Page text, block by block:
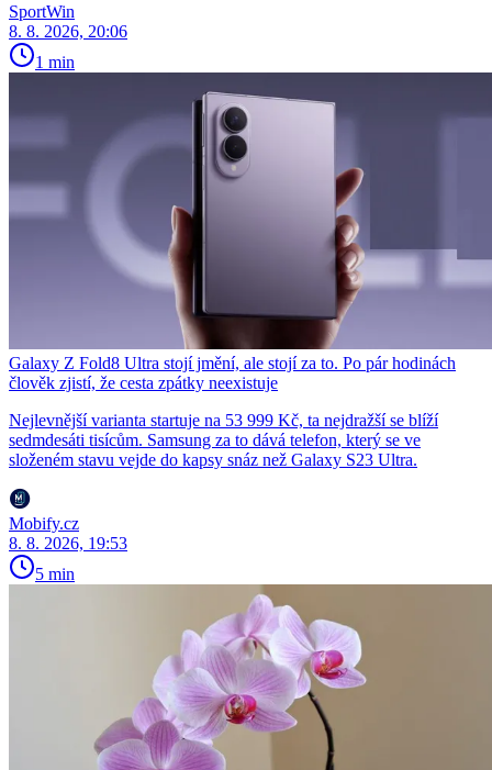
SportWin
8. 8. 2026, 20:06
1 min
Galaxy Z Fold8 Ultra stojí jmění, ale stojí za to. Po pár hodinách
člověk zjistí, že cesta zpátky neexistuje
Nejlevnější varianta startuje na 53 999 Kč, ta nejdražší se blíží
sedmdesáti tisícům. Samsung za to dává telefon, který se ve
složeném stavu vejde do kapsy snáz než Galaxy S23 Ultra.
Mobify.cz
8. 8. 2026, 19:53
5 min